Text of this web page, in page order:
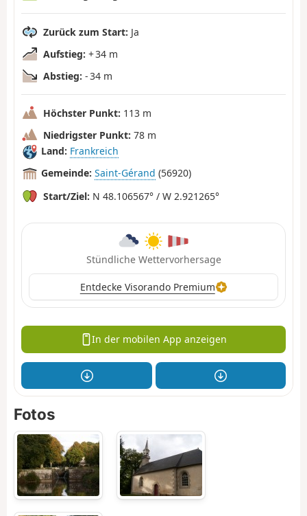
Zurück zum Start: Ja
Aufstieg: + 34 m
Abstieg: - 34 m
Höchster Punkt: 113 m
Niedrigster Punkt: 78 m
Land: Frankreich
Gemeinde: Saint-Gérand (56920)
Start/Ziel: N 48.106567° / W 2.921265°
Stündliche Wettervorhersage
Entdecke Visorando Premium
In der mobilen App anzeigen
Fotos